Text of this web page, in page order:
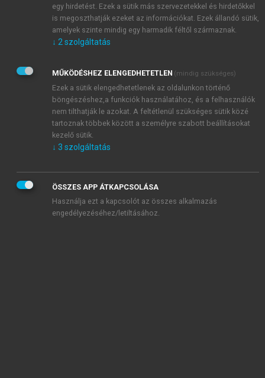
Kérek értesítést a MeRSZ újdonságairól, akcióiról.
Kérek értesítést az Akadémiai Kiadó Zrt. újdonságairól,
Adatkezelési tájékoztatóbanfoglaltakat tudomásul
veszem és elfogadom.
Általános vásárlási feltételeket, valamint a szotar.netés a
mersz.huoldalak licencszerződéseiben foglaltakat
tudomásul veszem és elfogadom.
KIPRÓBÁLOM
egy hirdetést. Ezek a sütik más szervezetekkel és hirdetőkkel
is megoszthatják ezeket az információkat. Ezek állandó sütik,
amelyek szinte mindig egy harmadik féltől származnak.
↓ 2 szolgáltatás
MŰKÖDÉSHEZ ELENGEDHETETLEN (mindig szükséges)
Ezek a sütik elengedhetetlenek az oldalunkon történő
böngészéshez,a funkciók használatához, és a felhasználók
nem tilthatják le azokat. A feltétlenül szükséges sütik közé
tartoznak többek között a személyre szabott beállításokat
kezelő sütik.
↓ 3 szolgáltatás
ÖSSZES APP ÁTKAPCSOLÁSA
Használja ezt a kapcsolót az összes alkalmazás
engedélyezéséhez/letiltásához.